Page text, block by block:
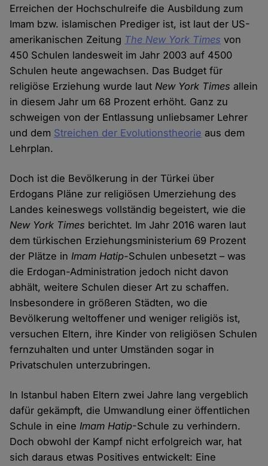
Erreichen der Hochschulreife die Ausbildung zum
Imam bzw. islamischen Prediger ist, ist laut der US-
amerikanischen Zeitung The New York Times von
450 Schulen landesweit im Jahr 2003 auf 4500
Schulen heute angewachsen. Das Budget für
religiöse Erziehung wurde lautNew York Times allein
in diesem Jahr um 68 Prozent erhöht. Ganz zu
schweigen von der Entlassung unliebsamer Lehrer
und dem Streichen der Evolutionstheorie aus dem
Lehrplan.
Doch ist die Bevölkerung in der Türkei über
Erdogans Pläne zur religiösen Umerziehung des
Landes keineswegs vollständig begeistert, wie die
New York Times berichtet. Im Jahr 2016 waren laut
dem türkischen Erziehungsministerium 69 Prozent
der Plätze inImam Hatip-Schulen unbesetzt – was
die Erdogan-Administration jedoch nicht davon
abhält, weitere Schulen dieser Art zu schaffen.
Insbesondere in größeren Städten, wo die
Bevölkerung weltoffener und weniger religiös ist,
versuchen Eltern, ihre Kinder von religiösen Schulen
fernzuhalten und unter Umständen sogar in
Privatschulen unterzubringen.
In Istanbul haben Eltern zwei Jahre lang vergeblich
dafür gekämpft, die Umwandlung einer öffentlichen
Schule in eineImam Hatip-Schule zu verhindern.
Doch obwohl der Kampf nicht erfolgreich war, hat
sich daraus etwas Positives entwickelt: Eine